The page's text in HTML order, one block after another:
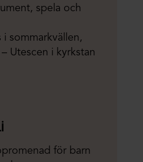
spela och
i sommarkvällen,
Utescen i kyrkstan
för barn